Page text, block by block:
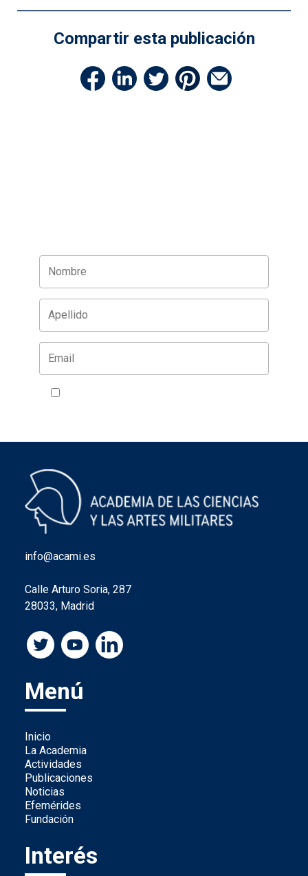
Compartir esta publicación
info@acami.es
Calle Arturo Soria, 287
28033, Madrid
Menú
Inicio
La Academia
Actividades
Publicaciones
Noticias
Efemérides
Fundación
Interés